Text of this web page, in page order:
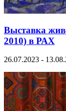
Выставка
2010) в РАХ
26.07.2023 -